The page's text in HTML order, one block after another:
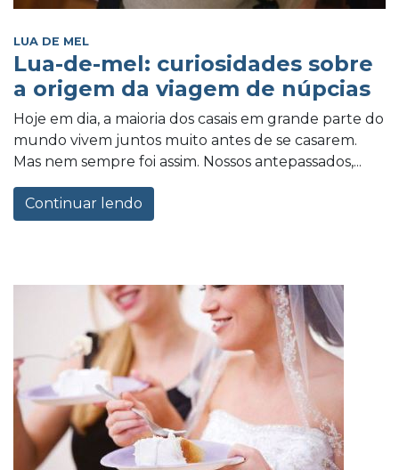
LUA DE MEL
Lua-de-mel: curiosidades sobre
a origem da viagem de núpcias
Hoje em dia, a maioria dos casais em grande parte do
mundo vivem juntos muito antes de se casarem.
Mas nem sempre foi assim. Nossos antepassados,...
Continuar lendo